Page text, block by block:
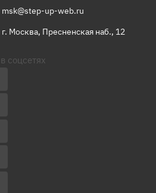
msk@step-up-web.ru
г. Москва, Пресненская наб., 12
соцсетях